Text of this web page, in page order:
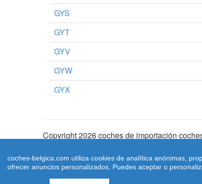
GYS
GYT
GYV
GYW
GYX
Copyright 2026 coches de importación
coches-belgica.com utiliza cookies de analítica anónimas,
ofrecer anuncios personalizados. Puedes aceptar o